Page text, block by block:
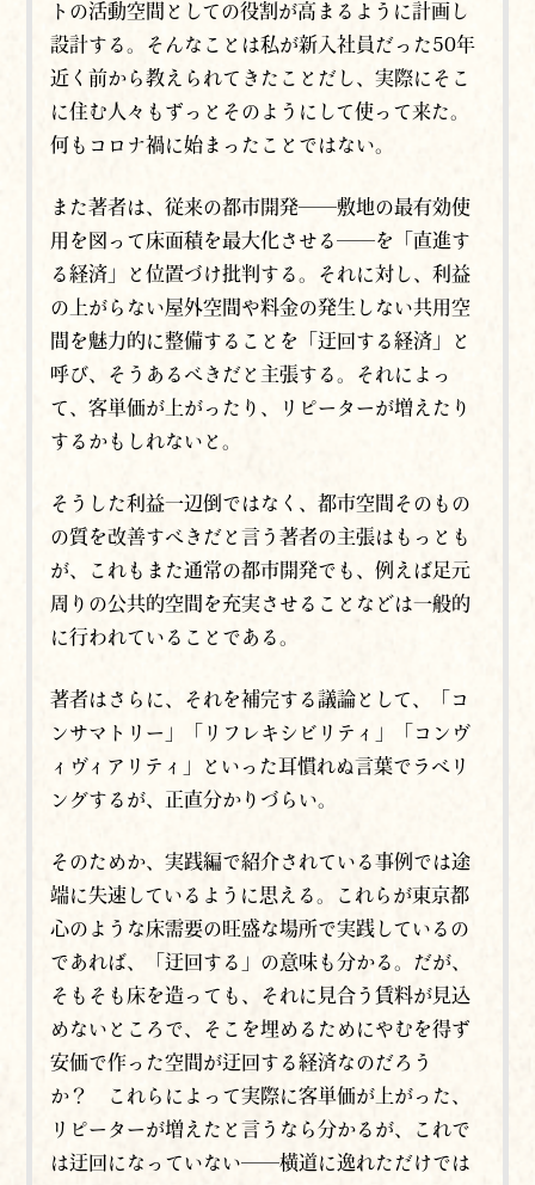
トの活動空間としての役割が高まるように計画し
設計する。そんなことは私が新入社員だった50年
近く前から教えられてきたことだし、実際にそこ
に住む人々もずっとそのようにして使って来た。
何もコロナ禍に始まったことではない。
また著者は、従来の都市開発──敷地の最有効使
用を図って床面積を最大化させる──を「直進す
る経済」と位置づけ批判する。それに対し、利益
の上がらない屋外空間や料金の発生しない共用空
間を魅力的に整備することを「迂回する経済」と
呼び、そうあるべきだと主張する。それによっ
て、客単価が上がったり、リピーターが増えたり
するかもしれないと。
そうした利益一辺倒ではなく、都市空間そのもの
の質を改善すべきだと言う著者の主張はもっとも
が、これもまた通常の都市開発でも、例えば足元
周りの公共的空間を充実させることなどは一般的
に行われていることである。
著者はさらに、それを補完する議論として、「コ
ンサマトリー」「リフレキシビリティ」「コンヴ
ィヴィアリティ」といった耳慣れぬ言葉でラベリ
ングするが、正直分かりづらい。
そのためか、実践編で紹介されている事例では途
端に失速しているように思える。これらが東京都
心のような床需要の旺盛な場所で実践しているの
であれば、「迂回する」の意味も分かる。だが、
そもそも床を造っても、それに見合う賃料が見込
めないところで、そこを埋めるためにやむを得ず
安価で作った空間が迂回する経済なのだろう
か？ これらによって実際に客単価が上がった、
リピーターが増えたと言うなら分かるが、これで
は迂回になっていない──横道に逸れただけでは